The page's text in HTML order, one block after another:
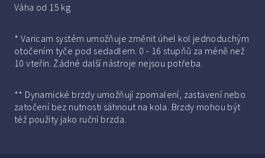
Váha od 15 kg
* Varicam systém umožňuje změnit úhel kol jednoduchým
otočením tyče pod sedadlem. 0 - 16 stupňů za méně než
10 vteřin. Žádné další nástroje nejsou potřeba.
** Dynamické brzdy umožňují zpomalení, zastavení nebo
zatočení bez nutnosti sáhnout na kola. Brzdy mohou být
též použity jako ruční brzda.